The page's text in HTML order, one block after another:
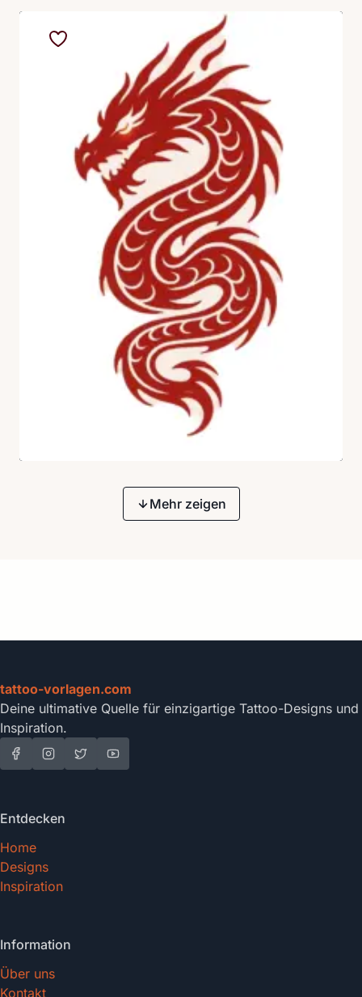
Mehr zeigen
tattoo-vorlagen.com
Deine ultimative Quelle für einzigartige Tattoo-Designs und
Inspiration.
Entdecken
Home
Designs
Inspiration
Information
Über uns
Kontakt